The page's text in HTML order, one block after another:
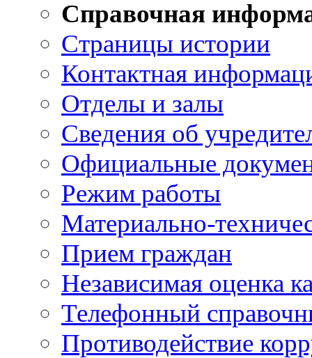
Справочная
Страницы истории
Контактная
Отделы и залы
Сведения об
Официальные
Режим работы
Материально-
Прием граждан
Независимая оценка
Телефонный
Противодействие